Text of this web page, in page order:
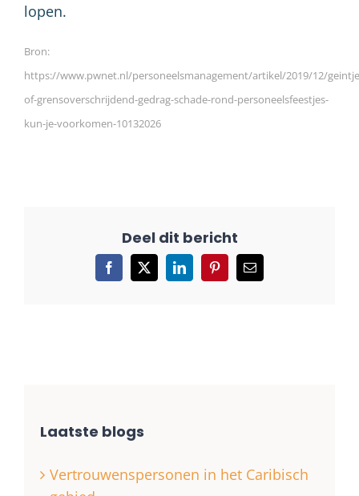
lopen.
Bron:
https://www.pwnet.nl/personeelsmanagement/artikel/2019/12/
of-grensoverschrijdend-gedrag-schade-rond-personeelsfeestjes-
kun-je-voorkomen-10132026
Facebook
X LinkedInPinterest
E-
Laatste blogs
Vertrouwenspersonen in het Caribisch